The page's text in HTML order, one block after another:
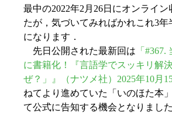
最中の2022年2月26日にオンライ
たが，気づいてみればかれこれ3年
になります．
先日公開された最新回は 「
に書籍化！『言語学でスッキリ解
ぜ？」』（ナツメ社）2025年10月
ねてより進めていた「いのほた本
て公式に告知する機会となりました